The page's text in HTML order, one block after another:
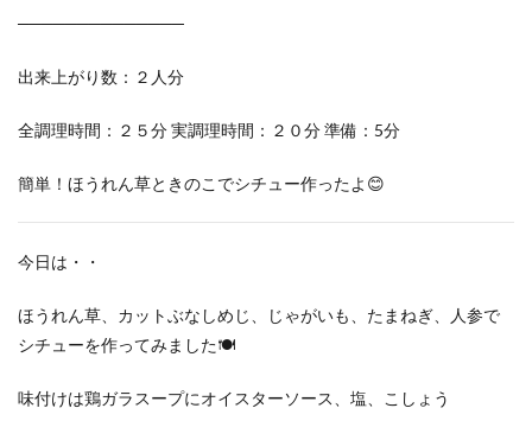
──────────────
出来上がり数：２人分
全調理時間：２５分 実調理時間：２０分 準備：5分
簡単！ほうれん草ときのこでシチュー作ったよ😊
今日は・・
ほうれん草、カットぶなしめじ、じゃがいも、たまねぎ、人参で
シチューを作ってみました🍽️
味付けは鶏ガラスープにオイスターソース、塩、こしょう